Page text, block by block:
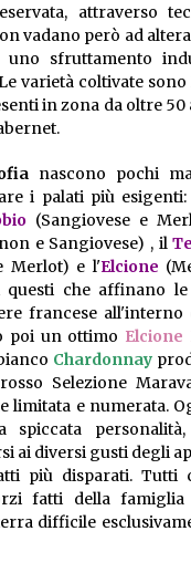
attraverso
vadano però ad
sfruttamento
varietà coltivate
in zona da oltre
nascono pochi
i palati più
(Sangiovese e
e Sangiovese) , il
Merlot) e l'Elcione
questi che affinano
francese all'interno
poi un ottimo Elcione
Chardonnay
Selezione
limitata e numerata.
ai diversi gusti degli
più disparati. Tutti
fatti della famiglia
difficile